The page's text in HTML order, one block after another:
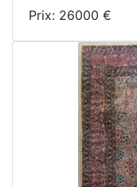
Prix: 26000 €